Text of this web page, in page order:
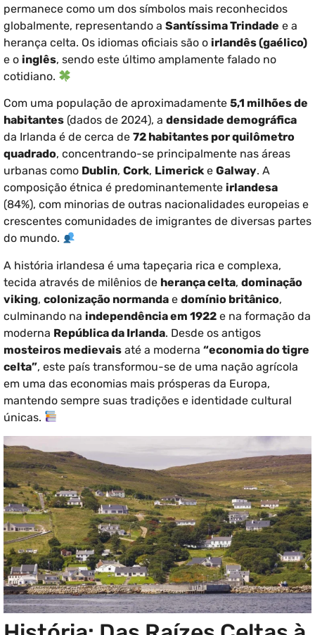
permanece como um dos símbolos mais reconhecidos
globalmente, representando a Santíssima Trindade e a
herança celta. Os idiomas oficiais são o irlandês (gaélico)
e o inglês, sendo este último amplamente falado no
cotidiano.
Com uma população de aproximadamente 5,1 milhões de
habitantes (dados de 2024), a densidade demográfica
da Irlanda é de cerca de 72 habitantes por quilômetro
quadrado, concentrando-se principalmente nas áreas
urbanas como Dublin, Cork, Limerick e Galway. A
composição étnica é predominantemente irlandesa
(84%), com minorias de outras nacionalidades europeias e
crescentes comunidades de imigrantes de diversas partes
do mundo.
A história irlandesa é uma tapeçaria rica e complexa,
tecida através de milênios de herança celta, dominação
viking, colonização normanda e domínio britânico,
culminando na independência em 1922 e na formação da
moderna República da Irlanda. Desde os antigos
mosteiros medievais até a moderna “economia do tigre
celta”, este país transformou-se de uma nação agrícola
em uma das economias mais prósperas da Europa,
mantendo sempre suas tradições e identidade cultural
únicas.